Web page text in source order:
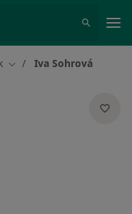
Změna města
Iva Sohrová